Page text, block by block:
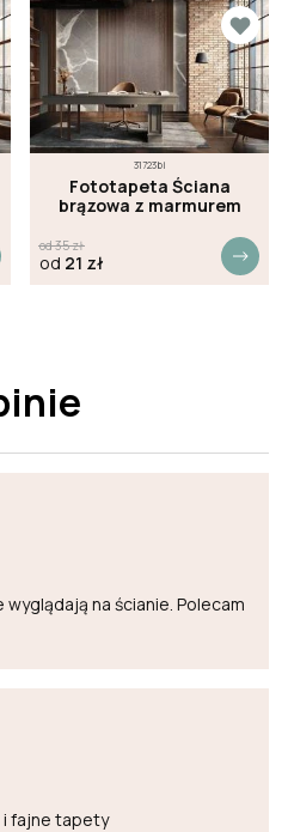
31723bi
Fototapeta Ściana
brązowa z marmurem
od35zł
od 21 zł
na ścianie. Polecam
i fajne tapety